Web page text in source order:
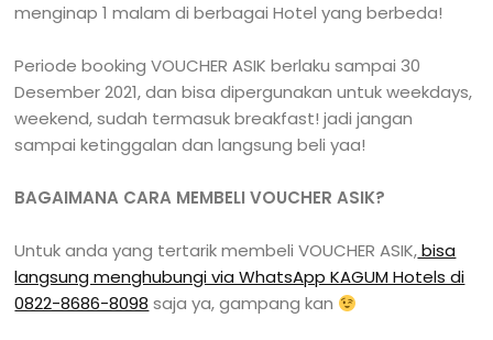
menginap 1 malam di berbagai Hotel yang berbeda!
Periode booking VOUCHER ASIK berlaku sampai 30
Desember 2021, dan bisa dipergunakan untuk weekdays,
weekend, sudah termasuk breakfast! jadi jangan
sampai ketinggalan dan langsung beli yaa!
BAGAIMANA CARA MEMBELI VOUCHER ASIK?
Untuk anda yang tertarik membeli VOUCHER ASIK,bisa
langsung menghubungi via WhatsApp KAGUM Hotels di
0822-8686-8098 saja ya, gampang kan